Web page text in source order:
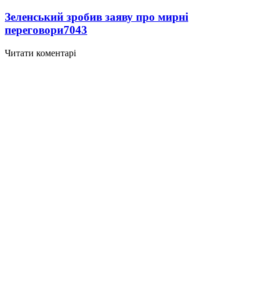
Зеленський зробив заяву про мирні
переговори7043
Читати коментарі